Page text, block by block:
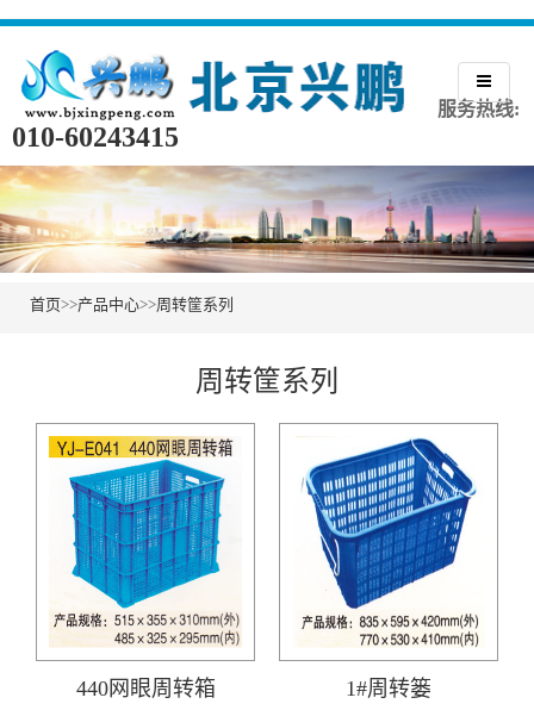
服务热线:
010-60243415
首页>>产品中心>>周转筐系列
周转筐系列
440网眼周转箱 1#周转篓